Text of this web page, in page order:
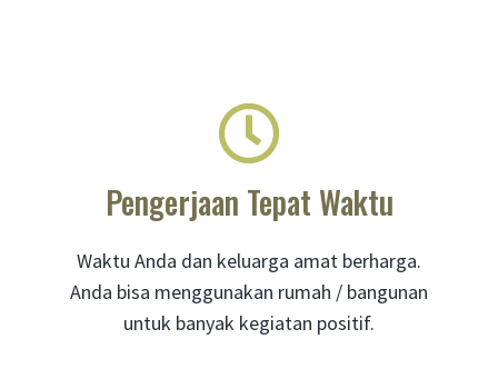
Pengerjaan Tepat Waktu
Waktu Anda dan keluarga amat berharga.
Anda bisa menggunakan rumah / bangunan
untuk banyak kegiatan positif.